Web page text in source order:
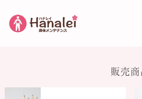
販売商